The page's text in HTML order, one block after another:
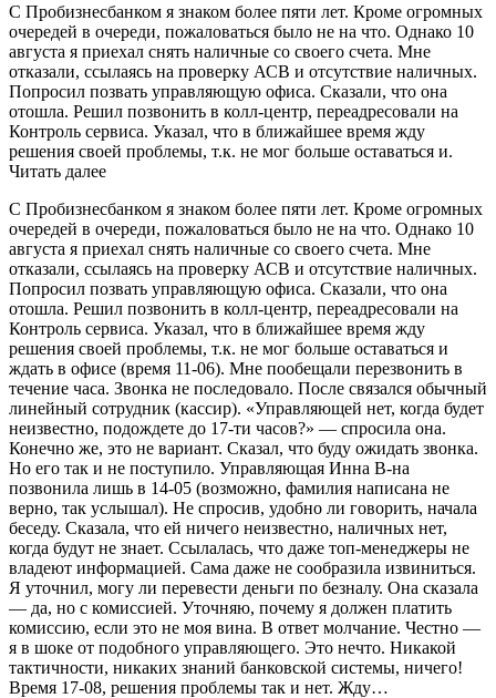
С Пробизнесбанком я знаком более пяти лет. Кроме огромных
очередей в очереди, пожаловаться было не на что. Однако 10
августа я приехал снять наличные со своего счета. Мне
отказали, ссылаясь на проверку АСВ и отсутствие наличных.
Попросил позвать управляющую офиса. Сказали, что она
отошла. Решил позвонить в колл-центр, переадресовали на
Контроль сервиса. Указал, что в ближайшее время жду
решения своей проблемы, т.к. не мог больше оставаться и.
Читать далее
С Пробизнесбанком я знаком более пяти лет. Кроме огромных
очередей в очереди, пожаловаться было не на что. Однако 10
августа я приехал снять наличные со своего счета. Мне
отказали, ссылаясь на проверку АСВ и отсутствие наличных.
Попросил позвать управляющую офиса. Сказали, что она
отошла. Решил позвонить в колл-центр, переадресовали на
Контроль сервиса. Указал, что в ближайшее время жду
решения своей проблемы, т.к. не мог больше оставаться и
ждать в офисе (время 11-06). Мне пообещали перезвонить в
течение часа. Звонка не последовало. После связался обычный
линейный сотрудник (кассир). «Управляющей нет, когда будет
неизвестно, подождете до 17-ти часов?» — спросила она.
Конечно же, это не вариант. Сказал, что буду ожидать звонка.
Но его так и не поступило. Управляющая Инна В-на
позвонила лишь в 14-05 (возможно, фамилия написана не
верно, так услышал). Не спросив, удобно ли говорить, начала
беседу. Сказала, что ей ничего неизвестно, наличных нет,
когда будут не знает. Ссылалась, что даже топ-менеджеры не
владеют информацией. Сама даже не сообразила извиниться.
Я уточнил, могу ли перевести деньги по безналу. Она сказала
— да, но с комиссией. Уточняю, почему я должен платить
комиссию, если это не моя вина. В ответ молчание. Честно —
я в шоке от подобного управляющего. Это нечто. Никакой
тактичности, никаких знаний банковской системы, ничего!
Время 17-08, решения проблемы так и нет. Жду…